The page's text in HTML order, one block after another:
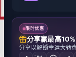
限时优惠
分享赢最高
分享以解锁幸运大转盘